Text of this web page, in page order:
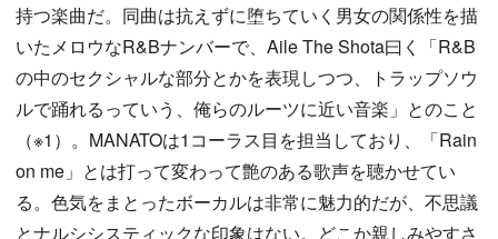
持つ楽曲だ。同曲は抗えずに堕ちていく男女の関係性を描
いたメロウなR&Bナンバーで、Aile The Shota曰く「R&B
の中のセクシャルな部分とかを表現しつつ、トラップソウ
ルで踊れるっていう、俺らのルーツに近い音楽」とのこと
（※1）。MANATOは1コーラス目を担当しており、「Rain
on me」とは打って変わって艶のある歌声を聴かせてい
る。色気をまとったボーカルは非常に魅力的だが、不思議
とナルシシスティックな印象はない。どこか親しみやすさ